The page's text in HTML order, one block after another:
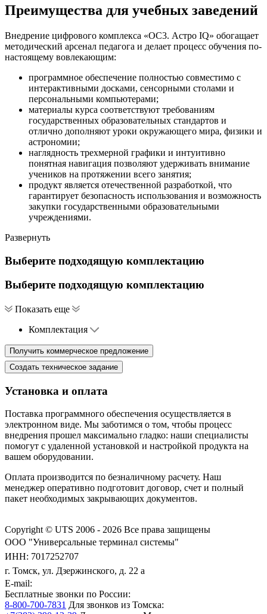
Преимущества для учебных заведений
Внедрение цифрового комплекса «ОС3. Астро IQ» обогащает
методический арсенал педагога и делает процесс обучения по-
настоящему вовлекающим:
программное обеспечение полностью совместимо с
интерактивными досками, сенсорными столами и
персональными компьютерами;
материалы курса соответствуют требованиям
государственных образовательных стандартов и
отлично дополняют уроки окружающего мира, физики и
астрономии;
наглядность трехмерной графики и интуитивно
понятная навигация позволяют удерживать внимание
учеников на протяжении всего занятия;
продукт является отечественной разработкой, что
гарантирует безопасность использования и возможность
закупки государственными образовательными
учреждениями.
Развернуть
Выберите подходящую комплектацию
Выберите подходящую комплектацию
Показать еще
Комплектация
Установка и оплата
Поставка программного обеспечения осуществляется в
электронном виде. Мы заботимся о том, чтобы процесс
внедрения прошел максимально гладко: наши специалисты
помогут с удаленной установкой и настройкой продукта на
вашем оборудовании.
Оплата производится по безналичному расчету. Наш
менеджер оперативно подготовит договор, счет и полный
пакет необходимых закрывающих документов.
Copyright © UTS 2006 - 2026 Все права защищены
ООО "Универсальные терминал системы"
ИНН: 7017252707
г. Томск, ул. Дзержинского, д. 22 а
E-mail:
Бесплатные звонки по России:
8-800-700-7831 Для звонков из Томска: